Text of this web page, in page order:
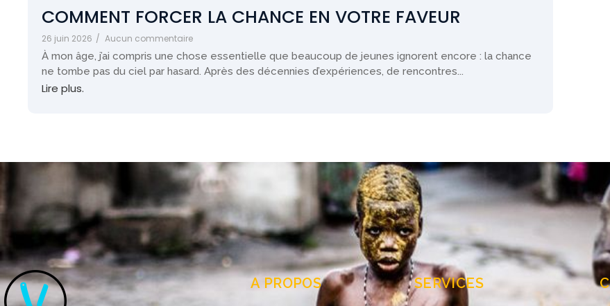
COMMENT FORCER LA CHANCE EN VOTRE FAVEUR
26 juin 2026 / Aucun commentaire
À mon âge, j’ai compris une chose essentielle que beaucoup de jeunes ignorent encore : la chance
ne tombe pas du ciel par hasard. Après des décennies d’expériences, de rencontres...
Lire plus.
A PROPOS SERVICES